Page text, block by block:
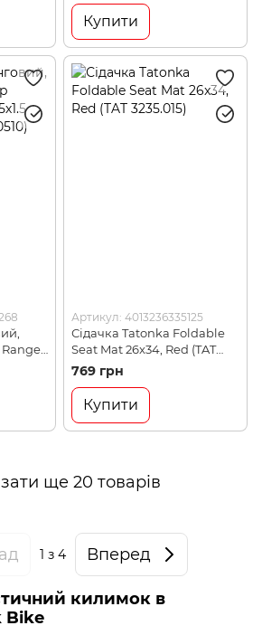
Купити
Артикул: 4013236335125
Сідачка Tatonka Foldable
Seat Mat 26x34, Red (TAT
3235.015)
769 грн
Купити
ще 20 товарів
1 з 4 Вперед
килимок в
Bike